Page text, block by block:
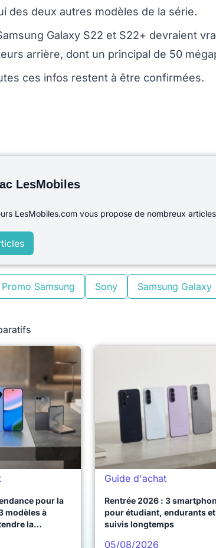
des deux autres modèles de la série.
Galaxy S22 et S22+ devraient
arrière, dont un principal de 50
ces infos restent à être confirmées.
LesMobiles
LesMobiles.com vous propose de nombreux
Promo Samsung Sony Samsung Galaxy
pour la
modèles à
la
Guide d'achat
Rentrée 2026 : 3
pour étudiant, endurants et
suivis longtemps
05/08/2026